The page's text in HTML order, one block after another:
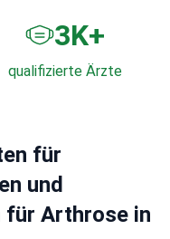
3K+
qualifizierte Ärzte
für
und
für Arthrose in